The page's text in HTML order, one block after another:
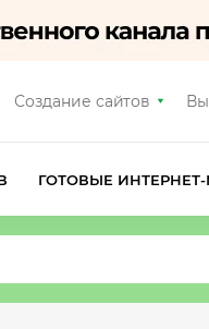
Создание сайтов
ГОТОВЫЕ